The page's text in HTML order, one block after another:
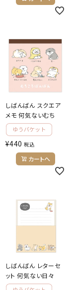
しばんばん スクエア
メモ 何気ないむち
¥440 税込
カートへ
しばんばん レターセ
ット 何気ない日々